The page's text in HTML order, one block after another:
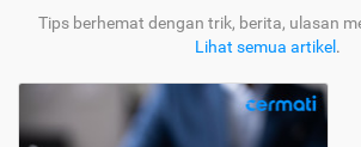
Tips berhemat dengan trik, berita, ulasan
Lihat semua artikel .